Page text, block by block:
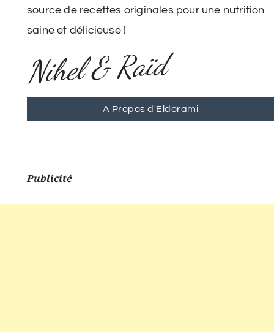
source de recettes originales pour une nutrition
saine et délicieuse !
Nihel & Raïd
A Propos d'Eldorami
Publicité